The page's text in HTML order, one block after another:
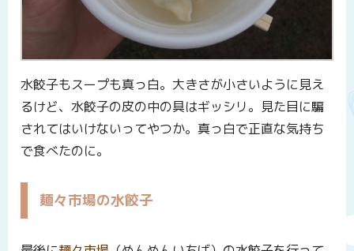
水餃子もスープも真っ白。大きさが小さいように見え
るけど、水餃子の皮の中の具はギッシリ。見た目に騙
されてはいけないってやつか。真っ白で正直な気持ち
で食べたのに。
麺々市場の水餃子